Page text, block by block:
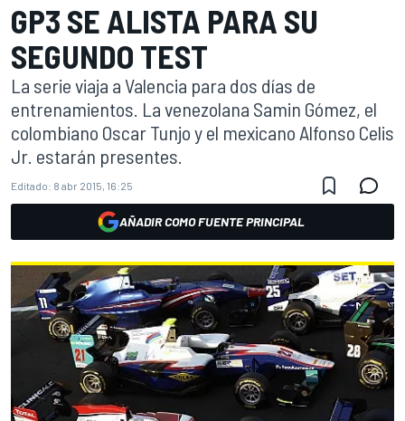
GP3 SE ALISTA PARA SU
SEGUNDO TEST
La serie viaja a Valencia para dos días de
entrenamientos. La venezolana Samin Gómez, el
colombiano Oscar Tunjo y el mexicano Alfonso Celis
Jr. estarán presentes.
Editado: 8 abr 2015, 16:25
AÑADIR COMO FUENTE PRINCIPAL